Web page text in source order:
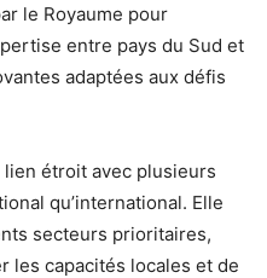
le Royaume pour
entre pays du Sud et
adaptées aux défis
lien étroit avec plusieurs
qu’international. Elle
secteurs prioritaires,
les capacités locales et de